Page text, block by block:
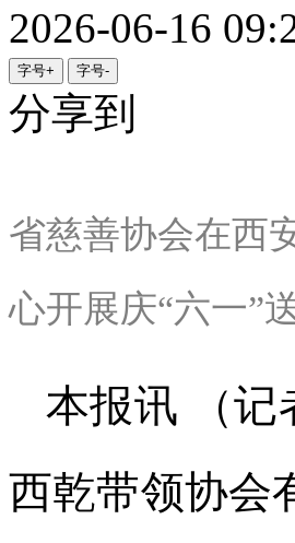
2026-06-16
字号+ 字号-
分享到
省慈善协会在西
心开展庆“六一”
本报讯 （记
西乾带领协会